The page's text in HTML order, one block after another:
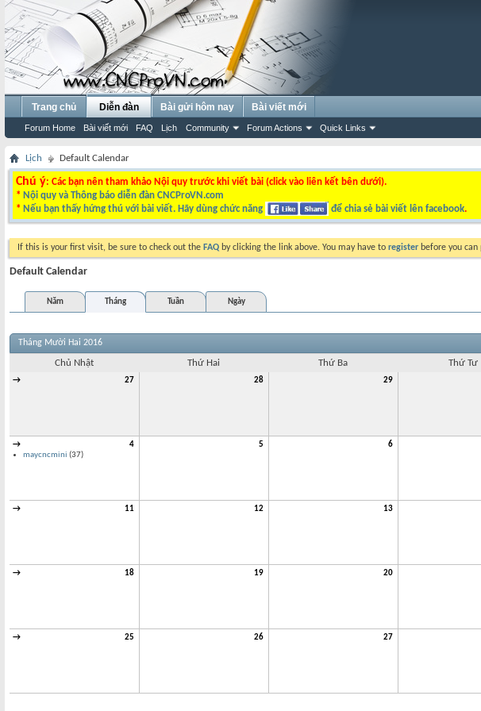
Trang chủ Diễn đàn
Forum Home Bài viết mới FAQ Lịch Community Forum Actions Quick Links
Bài gửi hôm nay Bài viết mới
Lịch Default Calendar
Chú ý: Các bạn nên tham khảo Nội quy trước khi viết bài (click vào liên kết bên dưới).
* Nội quy và Thông báo diễn đàn CNCProVN.com
* Nếu bạn thấy hứng thú với bài viết. Hãy dùng chức năng để chia sẻ bài viết lên facebook.
If this is your first visit, be sure to check out the FAQ by clicking the link above. You may have to register before you
Default Calendar
Năm
Tháng Tuần Ngày
Tháng Mười Hai 2016
Chủ Nhật Thứ Hai Thứ Ba Thứ Tư
→ 27 28 29
→
4
maycncmini (37)
5 6
→ 11 12 13
→ 18 19 20
→ 25 26 27